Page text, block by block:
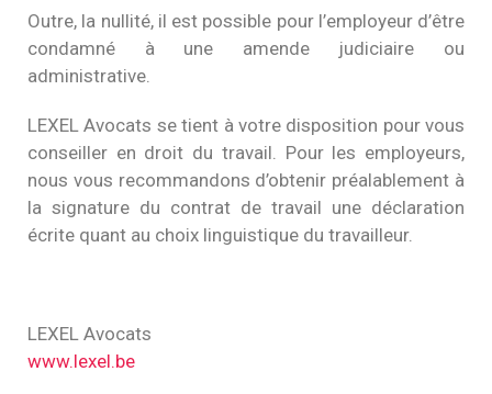
Outre, la nullité, il est possible pour l’employeur d’être
condamné à une amende judiciaire ou
administrative.
LEXEL Avocats se tient à votre disposition pour vous
conseiller en droit du travail. Pour les employeurs,
nous vous recommandons d’obtenir préalablement à
la signature du contrat de travail une déclaration
écrite quant au choix linguistique du travailleur.
LEXEL Avocats
www.lexel.be